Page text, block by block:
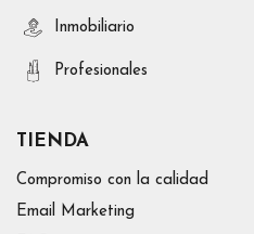
Inmobiliario
Profesionales
TIENDA
Compromiso con la calidad
Email Marketing